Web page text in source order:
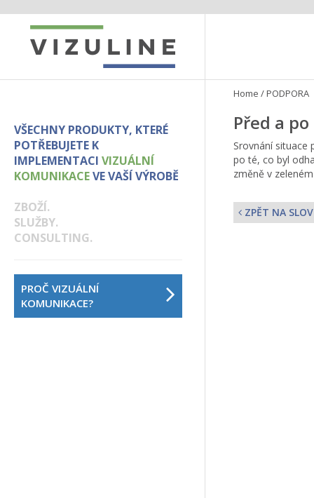
VŠECHNY PRODUKTY, KTERÉ
POTŘEBUJETE K
IMPLEMENTACI VIZUÁLNÍ
KOMUNIKACEVE VAŠÍ VÝROBĚ
ZBOŽÍ.
SLUŽBY.
CONSULTING.
PROČ VIZUÁLNÍ
KOMUNIKACE?
Home /PODPORA
Před a po
Srovnání situace
po té, co byl
změně v
ZPĚT NA